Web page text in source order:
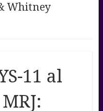
Whitney
11 al